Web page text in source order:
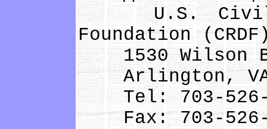
U.S.
Foundatіon
1530 Wіlson
Arlіngton, VA
Tel: 703-526-
Fax: 703-526-